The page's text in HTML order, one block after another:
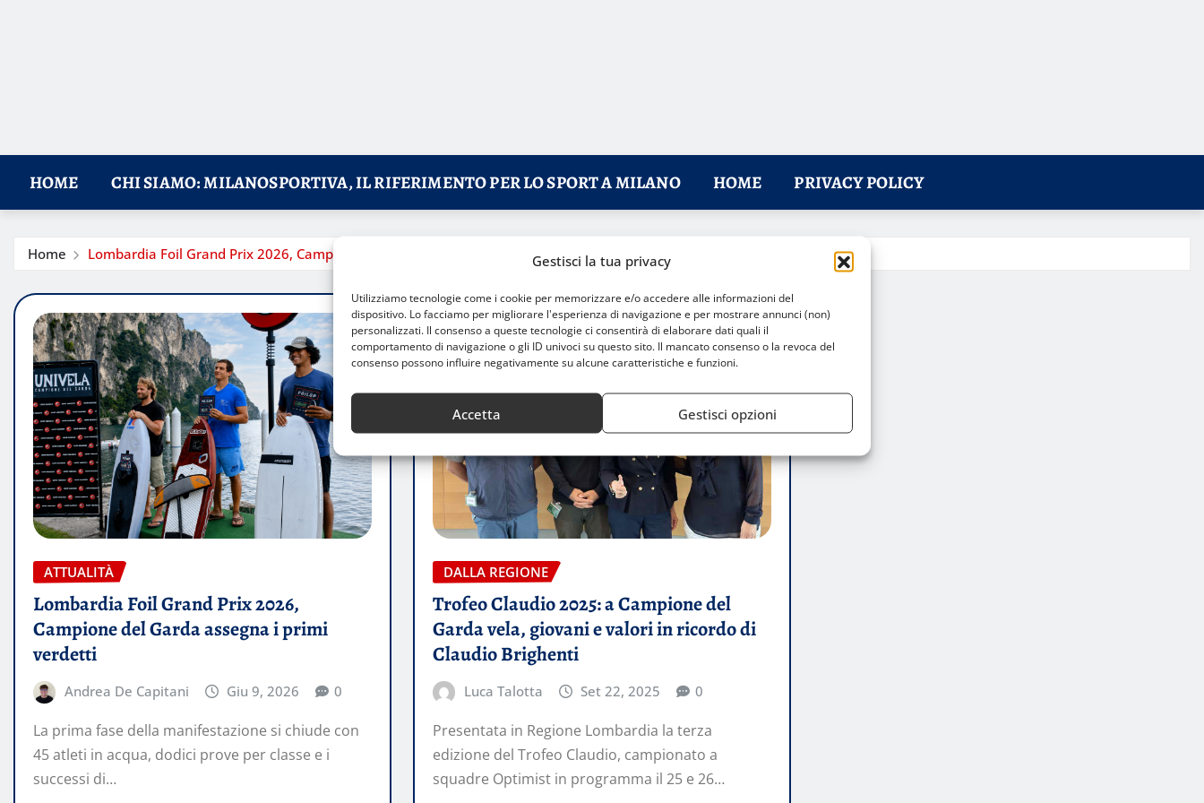
Gestisci la tua privacy
Utilizziamo tecnologie come i cookie per memorizzare e/o accedere alle informazioni del
dispositivo. Lo facciamo per migliorare l'esperienza di navigazione e per mostrare annunci (non)
personalizzati. Il consenso a queste tecnologie ci consentirà di elaborare dati quali il
comportamento di navigazione o gli ID univoci su questo sito. Il mancato consenso o la revoca del
consenso possono influire negativamente su alcune caratteristiche e funzioni.
Accetta Gestisci opzioni
HOME CHI SIAMO: MILANOSPORTIVA, IL RIFERIMENTO PER LO SPORT A MILANO HOME PRIVACY POLICY
Home Lombardia Foil Grand Prix 2026, Campione del Garda assegna i primi verdetti
ATTUALITÀ
Lombardia Foil Grand Prix 2026,
Campione del Garda assegna i primi
verdetti
Andrea De Capitani Giu 9, 2026 0
La prima fase della manifestazione si chiude con
45 atleti in acqua, dodici prove per classe e i
successi di…
DALLA REGIONE
Trofeo Claudio 2025: a Campione del
Garda vela, giovani e valori in ricordo di
Claudio Brighenti
Luca Talotta Set 22, 2025 0
Presentata in Regione Lombardia la terza
edizione del Trofeo Claudio, campionato a
squadre Optimist in programma il 25 e 26…